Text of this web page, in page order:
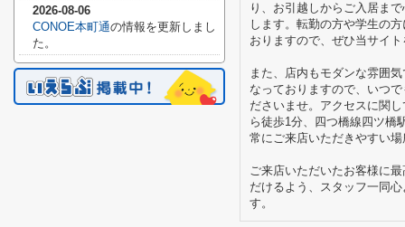
り、お引越しからご入居ま
します。転勤の方や学生の
おりますので、ぜひ当サイ
また、店内もモダンな雰囲
なっておりますので、いつ
ださいませ。アクセスに関
ら徒歩1分、四つ橋線四ツ橋
常にご来店いただきやすい
ご来店いただいたお客様に
だけるよう、スタッフ一同
す。
2026-08-06
CONOE本町通の情報を更新しまし
た。